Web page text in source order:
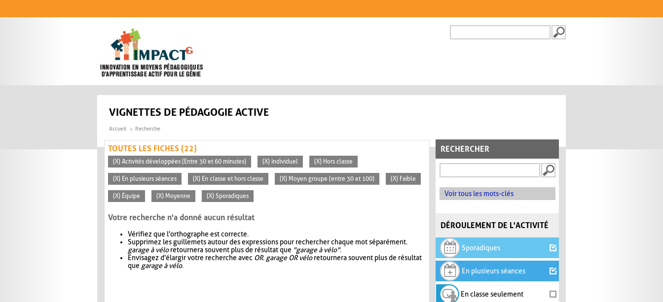
FORMULAIRE DE
VIGNETTES DE PÉDAGOGIE ACTIVE
Accueil Recherche
RECHERCHER
Voir tous les mots-clés
DÉROULEMENT DE L'ACTIVITÉ
Sporadiques
En plusieurs séances
En classe seulement
TOUTES LES FICHES (22)
(X) Activités développées (Entre 30 et 60 minutes) (X) Individuel (X) Hors classe
(X) En plusieurs séances (X) En classe et hors classe (X) Moyen groupe (entre 30 et 100) (X) Faible
(X) Équipe (X) Moyenne (X) Sporadiques
Votre recherche n'a donné aucun résultat
Vérifiez que l'orthographe est correcte.
Supprimez les guillemets autour des expressions pour rechercher chaque mot séparément.
garage à véloretournera souvent plus de résultat que "garage à vélo".
Envisagez d'élargir votre recherche avec OR. garage OR véloretournera souvent plus de résultat
que garage à vélo.